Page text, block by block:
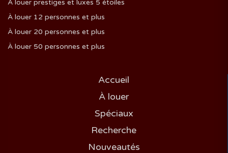
À louer prestiges et luxes 5 étoiles
À louer 12 personnes et plus
À louer 20 personnes et plus
À louer 50 personnes et plus
Accueil
À louer
Spéciaux
Recherche
Nouveautés